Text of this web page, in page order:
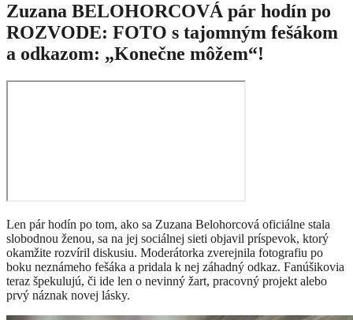
Zuzana BELOHORCOVÁ pár hodín po
ROZVODE: FOTO s tajomným fešákom
a odkazom: „Konečne môžem“!
Len pár hodín po tom, ako sa Zuzana Belohorcová oficiálne stala
slobodnou ženou, sa na jej sociálnej sieti objavil príspevok, ktorý
okamžite rozvíril diskusiu. Moderátorka zverejnila fotografiu po
boku neznámeho fešáka a pridala k nej záhadný odkaz. Fanúšikovia
teraz špekulujú, či ide len o nevinný žart, pracovný projekt alebo
prvý náznak novej lásky.